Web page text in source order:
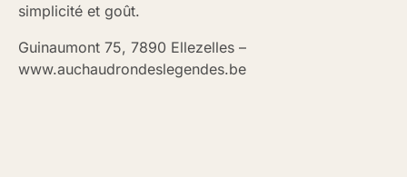
simplicité et goût.
Guinaumont 75, 7890 Ellezelles –
www.auchaudrondeslegendes.be